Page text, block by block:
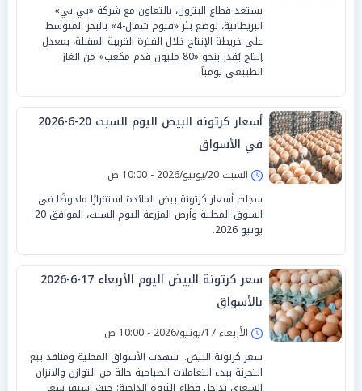
يستعد قطاع البترول، بالتعاون مع شركة «بي بي»
البريطانية، لوضع بئر «فيوم شمال-4» بالبحر المتوسط
على خريطة الإنتاج خلال الفترة القريبة المقبلة، بمعدل
إنتاج يُقدر بنحو «80 مليون قدم مكعب» من الغاز
الطبيعي يومياً.
أسعار كرتونة البيض اليوم السبت 20-6-2026
في الأسواق
السبت 20/يونيو/2026 - 10:00 ص
سجلت أسعار كرتونة بيض المائدة استقرارًا ملحوظًا في
السوق المحلية وأرض المزرعة اليوم السبت، الموافق 20
يونيو 2026.
سعر كرتونة البيض اليوم الأربعاء 17-6-2026
بالأسواق
الأربعاء 17/يونيو/2026 - 10:00 ص
سعر كرتونة البيض.. شهدت الأسواق المحلية ومنافذ بيع
التجزئة ببدء التعاملات الصباحية حالة من التوازن والاتزان